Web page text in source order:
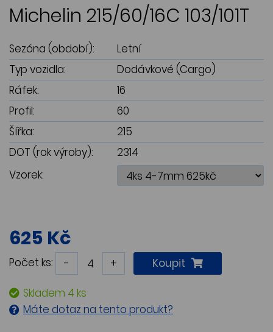
Michelin 215/60/16C 103/101T
Sezóna (období):
Letní
Typ vozidla:
Dodávkové (Cargo)
Ráfek:
16
Profil:
60
Šířka:
215
DOT (rok výroby):
2314
Vzorek:
625 Kč
Počet ks: - + Koupit
Skladem 4 ks
Máte dotaz na tento produkt?